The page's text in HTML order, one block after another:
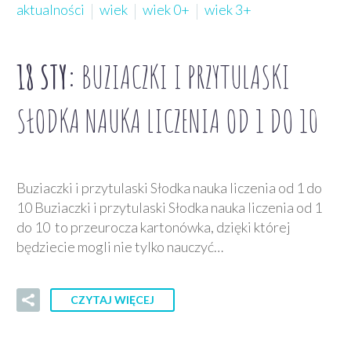
aktualności
wiek wiek 0+ wiek 3+
18 STY: BUZIACZKI I PRZYTULASKI
SŁODKA NAUKA LICZENIA OD 1 DO 10
Buziaczki i przytulaski Słodka nauka liczenia od 1 do
10 Buziaczki i przytulaski Słodka nauka liczenia od 1
do 10 to przeurocza kartonówka, dzięki której
będziecie mogli nie tylko nauczyć…
CZYTAJ WIĘCEJ